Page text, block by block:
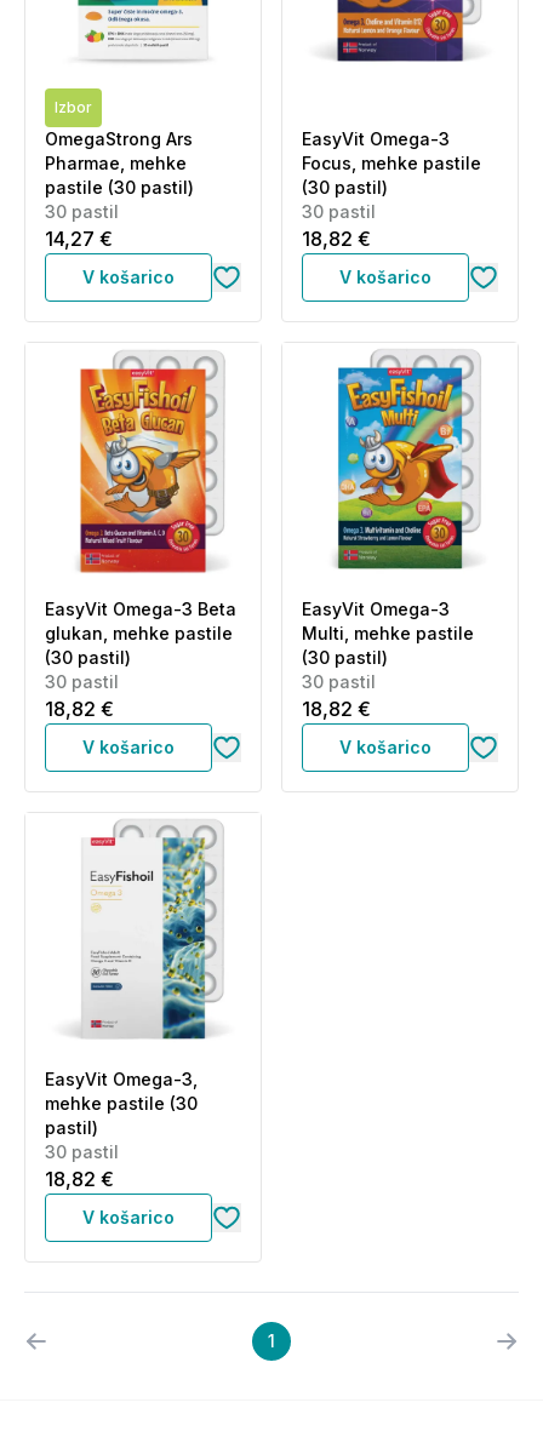
Izbor
OmegaStrong Ars
Pharmae, mehke
pastile (30 pastil)
30 pastil
14,27 €
V košarico
EasyVit Omega-3
Focus, mehke pastile
(30 pastil)
30 pastil
18,82 €
V košarico
EasyVit Omega-3 Beta
glukan, mehke pastile
(30 pastil)
30 pastil
18,82 €
V košarico
EasyVit Omega-3
Multi, mehke pastile
(30 pastil)
30 pastil
18,82 €
V košarico
EasyVit Omega-3,
mehke pastile (30
pastil)
30 pastil
18,82 €
V košarico
1